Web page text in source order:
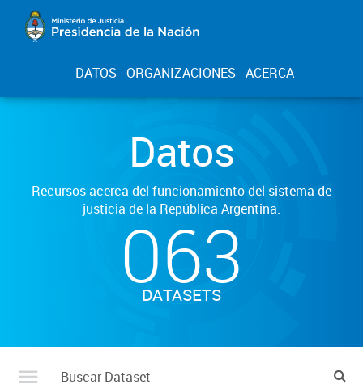
DATOS ORGANIZACIONES ACERCA
Datos
Recursos acerca del funcionamiento del sistema de
justicia de la República Argentina.
063
DATASETS